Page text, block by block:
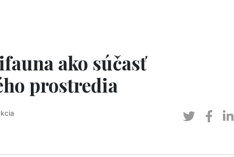
ako súčasť
prostredia